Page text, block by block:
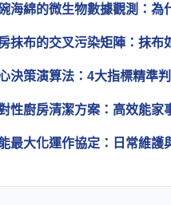
海綿的微生物數據觀測：為
抹布的交叉污染矩陣：抹布
決策演算法：4大指標精準
性廚房清潔方案：高效能家
最大化運作協定：日常維護